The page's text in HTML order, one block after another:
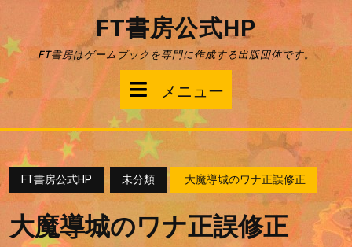
テ
ン
ツ
へ
FT書房公式HP
FT書房はゲームブックを専門に作成する出版団体です。
メニュー
ニ
ュ
ー
FT書房公式HP 未分類 大魔導城のワナ正誤修正
大魔導城のワナ正誤修正